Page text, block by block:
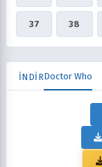
37 38
İNDİRDoctor Who